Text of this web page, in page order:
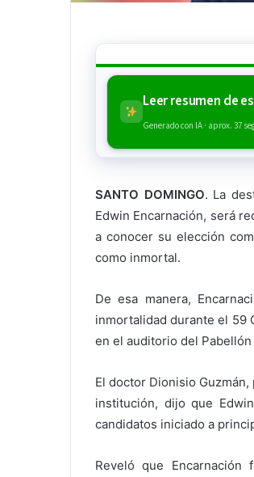
Leer resumen de
Generado con IA · aprox. 37
SANTO DOMINGO. La
Edwin Encarnación, será
a conocer su elección
como inmortal.
De esa manera,
inmortalidad durante el 59
en el auditorio del
El doctor Dionisio
institución, dijo que
candidatos iniciado a
Reveló que